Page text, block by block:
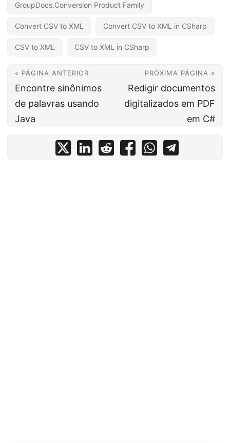
GroupDocs.Conversion Product Family
Convert CSV to XML Convert CSV to XML in CSharp
CSV to XML CSV to XML in CSharp
« PÁGINA ANTERIOR
Encontre sinônimos
de palavras usando
Java
PRÓXIMA PÁGINA »
Redigir documentos
digitalizados em PDF
em C#